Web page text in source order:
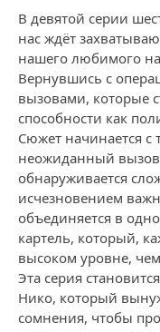
В девятой серии
нас ждёт
нашего любимого
Вернувшись с
вызовами, которые
способности как
Сюжет начинается с
неожиданный вызов
обнаруживается
исчезновением
объединяется в
картель, который,
высоком уровне,
Эта серия
Нико, который
сомнения, чтобы